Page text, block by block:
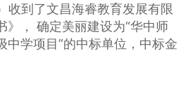
收到了文昌海睿教育发展有限
》， 确定美丽建设为“华中师
中学项目”的中标单位，中标金